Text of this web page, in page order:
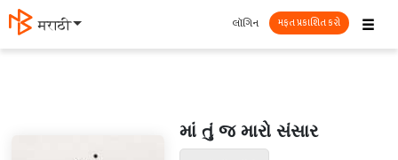
मराठी ☰
લૉગિન મફત પ્રકાશિત કરો
માં તું જ મારો સંસાર